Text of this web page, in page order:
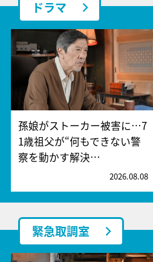
ドラマ
孫娘がストーカー被害に…7
1歳祖父が“何もできない警
察を動かす解決…
2026.08.08
緊急取調室